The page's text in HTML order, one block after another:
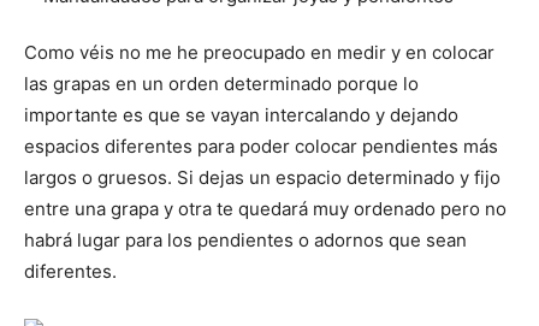
Como véis no me he preocupado en medir y en colocar
las grapas en un orden determinado porque lo
importante es que se vayan intercalando y dejando
espacios diferentes para poder colocar pendientes más
largos o gruesos. Si dejas un espacio determinado y fijo
entre una grapa y otra te quedará muy ordenado pero no
habrá lugar para los pendientes o adornos que sean
diferentes.